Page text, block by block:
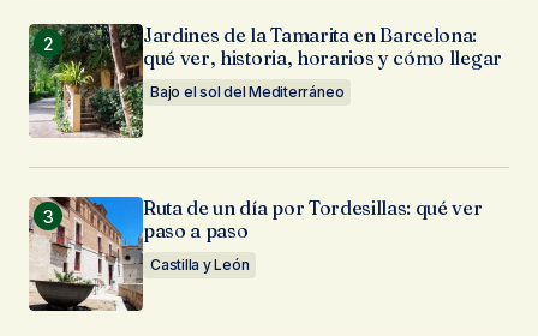
Jardines de la Tamarita en Barcelona:
qué ver, historia, horarios y cómo llegar
Bajo el sol del Mediterráneo
Ruta de un día por Tordesillas: qué ver
paso a paso
Castilla y León